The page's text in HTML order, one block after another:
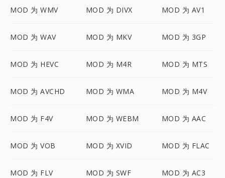
MOD 为 WMV MOD 为 DIVX MOD 为 AV1
MOD 为 WAV MOD 为 MKV MOD 为 3GP
MOD 为 HEVC MOD 为 M4R MOD 为 MTS
MOD 为 AVCHD MOD 为 WMA MOD 为 M4V
MOD 为 F4V MOD 为 WEBM MOD 为 AAC
MOD 为 VOB MOD 为 XVID MOD 为 FLAC
MOD 为 FLV MOD 为 SWF MOD 为 AC3